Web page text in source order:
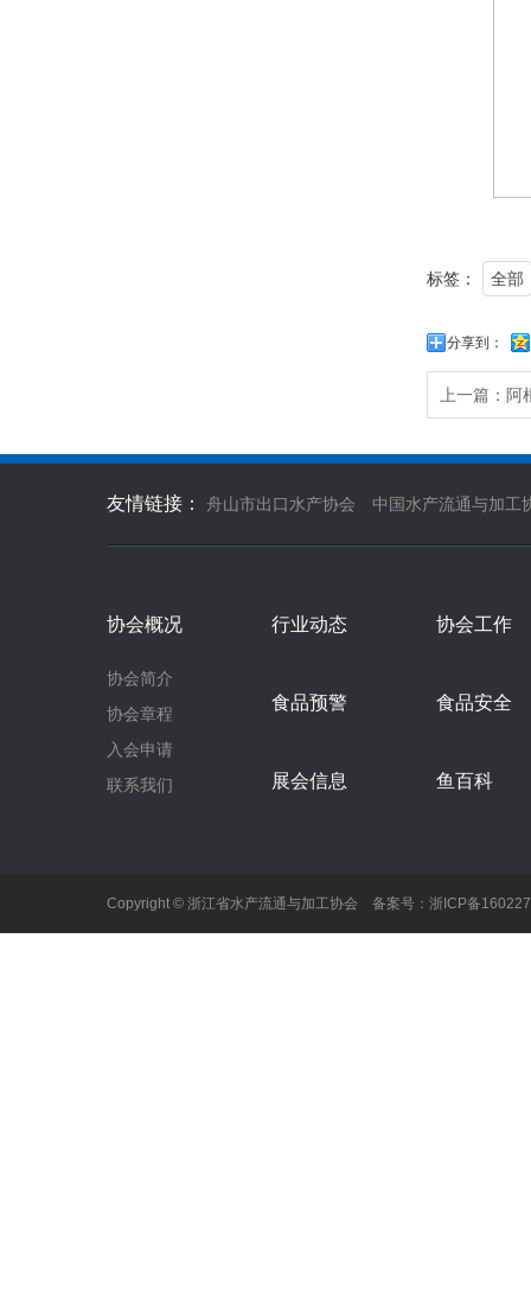
标签： 全部
分享到：
上一篇： 阿
友情链接： 舟山市出口水产协会 中国水产流通与加工
协会概况
协会简介
协会章程
入会申请
联系我们
行业动态 协会工作
食品预警 食品安全
展会信息 鱼百科
Copyright © 浙江省水产流通与加工协会 备案号： 浙ICP备